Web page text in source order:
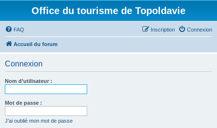
Office du tourisme de Topoldavie
FAQ Connexion
Inscription
Accueil du forum
Connexion
Nom d’utilisateur :
Mot de passe :
J’ai oublié mon mot de passe